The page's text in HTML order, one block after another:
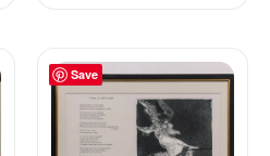
Save